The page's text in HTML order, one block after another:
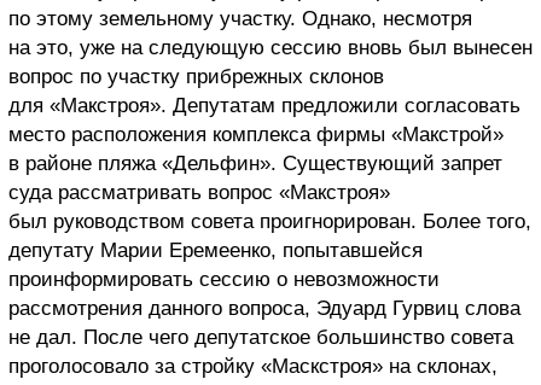
по этому земельному участку. Однако, несмотря
на это, уже на следующую сессию вновь был вынесен
вопрос по участку прибрежных склонов
для «Макстроя». Депутатам предложили согласовать
место расположения комплекса фирмы «Макстрой»
в районе пляжа «Дельфин». Существующий запрет
суда рассматривать вопрос «Макстроя»
был руководством совета проигнорирован. Более того,
депутату Марии Еремеенко, попытавшейся
проинформировать сессию о невозможности
рассмотрения данного вопроса, Эдуард Гурвиц слова
не дал. После чего депутатское большинство совета
проголосовало за стройку «Маскстроя» на склонах,